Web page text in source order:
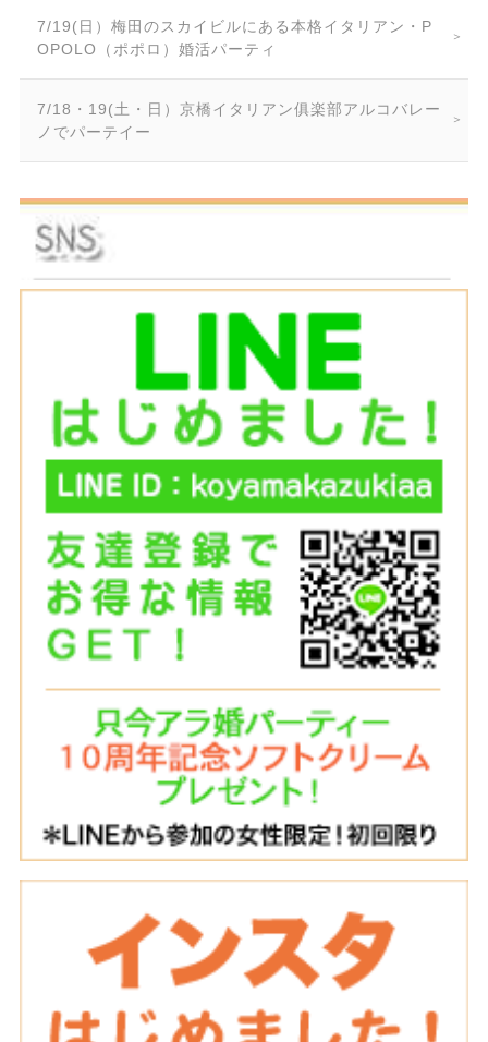
7/19(日）梅田のスカイビルにある本格イタリアン・P
OPOLO（ポポロ）婚活パーティ
7/18・19(土・日）京橋イタリアン俱楽部アルコバレー
ノでパーテイー